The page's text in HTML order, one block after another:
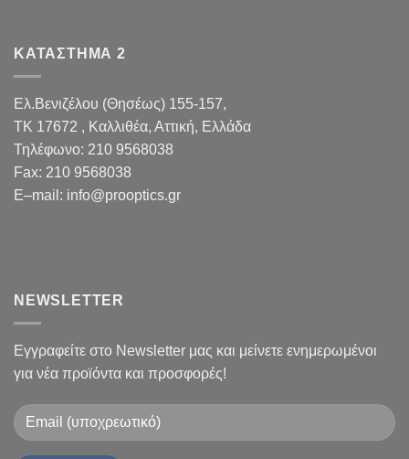
ΚΑΤΑΣΤΗΜΑ 2
Ελ.Βενιζέλου (Θησέως) 155-157,
TK 17672 , Καλλιθέα, Αττική, Ελλάδα
Τηλέφωνο: 210 9568038
Fax: 210 9568038
E–mail : info@prooptics.gr
NEWSLETTER
Εγγραφείτε στο Newsletter μας και μείνετε ενημερωμένοι
για νέα προϊόντα και προσφορές!